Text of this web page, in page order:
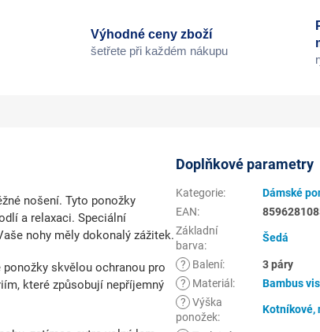
Výhodné ceny zboží
šetřete při každém nákupu
nošení. Tyto ponožky
a relaxaci. Speciální
nohy měly dokonalý zážitek.
ponožky skvělou ochranou pro
které způsobují nepříjemný
Doplňkové parametry
Kategorie:
Dámské
EAN:
Základní
barva:
Šedá
? Balení:
3 páry
?
Materiál :
Bambus
? Výška
ponožek:
Kotníkové,